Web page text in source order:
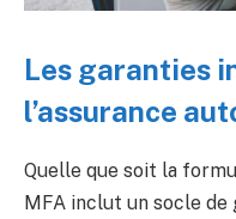
Les garanties
l’assurance
Quelle que soit la
MFA inclut un socle